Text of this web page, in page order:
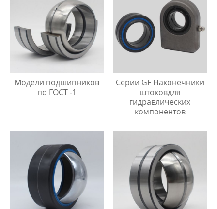
Модели подшипников
по ГОСТ -1
Серии GF Наконечники
штоковдля
гидравлических
компонентов